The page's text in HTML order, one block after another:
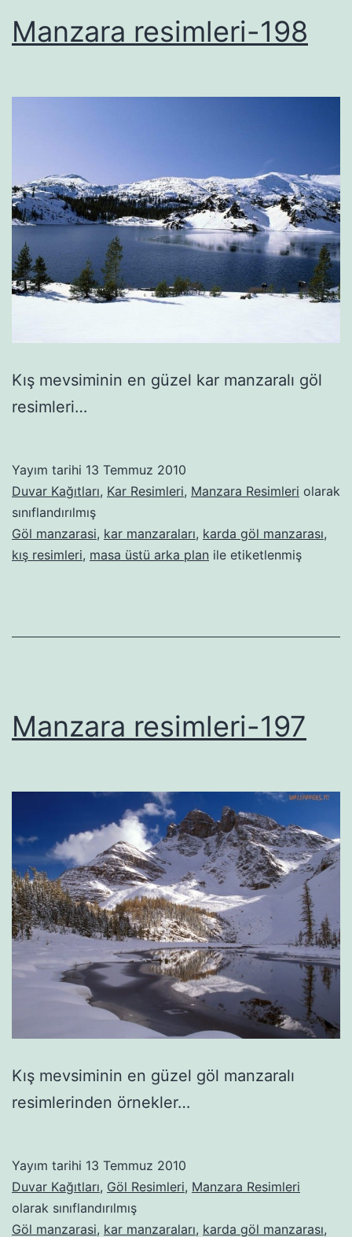
Manzara resimleri-198
Kış mevsiminin en güzel kar manzaralı göl
resimleri…
Yayım tarihi 13 Temmuz 2010
Duvar Kağıtları, Kar Resimleri, Manzara Resimleri olarak
sınıflandırılmış
Göl manzarasi, kar manzaraları, karda göl manzarası,
kış resimleri, masa üstü arka plan ile etiketlenmiş
Manzara resimleri-197
Kış mevsiminin en güzel göl manzaralı
resimlerinden örnekler…
Yayım tarihi 13 Temmuz 2010
Duvar Kağıtları, Göl Resimleri, Manzara Resimleri
olarak sınıflandırılmış
Göl manzarasi, kar manzaraları, karda göl manzarası,